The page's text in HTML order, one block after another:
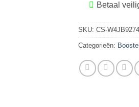
Betaal
SKU: CS-
Categorieën: